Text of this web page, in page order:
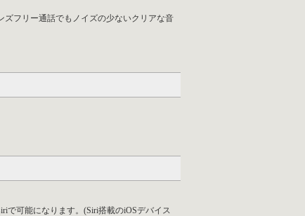
ズフリー通話でもノイズの少ないクリアな音
で可能になります。(Siri搭載のiOSデバイス